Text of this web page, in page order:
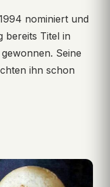
nominiert und
bereits Titel in
Seine
ihn schon